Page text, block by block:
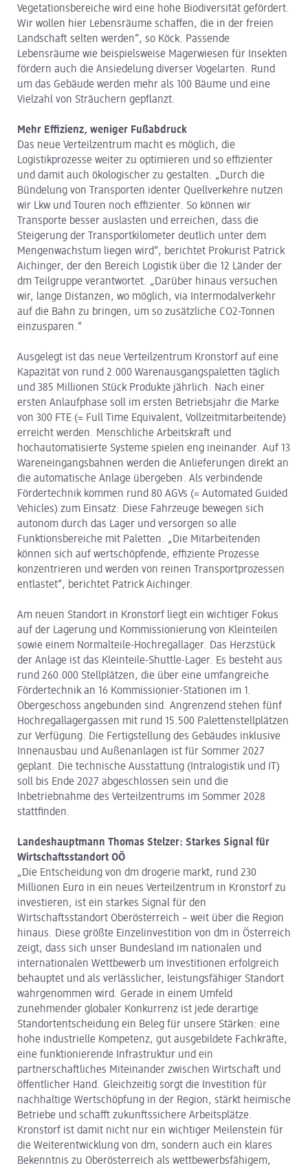
Vegetationsbereiche wird eine hohe Biodiversität gefördert.
Wir wollen hier Lebensräume schaffen, die in der freien
Landschaft selten werden“, so Köck. Passende
Lebensräume wie beispielsweise Magerwiesen für Insekten
fördern auch die Ansiedelung diverser Vogelarten. Rund
um das Gebäude werden mehr als 100 Bäume und eine
Vielzahl von Sträuchern gepflanzt.
Mehr Effizienz, weniger Fußabdruck
Das neue Verteilzentrum macht es möglich, die
Logistikprozesse weiter zu optimieren und so effizienter
und damit auch ökologischer zu gestalten. „Durch die
Bündelung von Transporten identer Quellverkehre nutzen
wir Lkw und Touren noch effizienter. So können wir
Transporte besser auslasten und erreichen, dass die
Steigerung der Transportkilometer deutlich unter dem
Mengenwachstum liegen wird“, berichtet Prokurist Patrick
Aichinger, der den Bereich Logistik über die 12 Länder der
dm Teilgruppe verantwortet. „Darüber hinaus versuchen
wir, lange Distanzen, wo möglich, via Intermodalverkehr
auf die Bahn zu bringen, um so zusätzliche CO2-Tonnen
einzusparen.“
Ausgelegt ist das neue Verteilzentrum Kronstorf auf eine
Kapazität von rund 2.000 Warenausgangspaletten täglich
und 385 Millionen Stück Produkte jährlich. Nach einer
ersten Anlaufphase soll im ersten Betriebsjahr die Marke
von 300 FTE (= Full Time Equivalent, Vollzeitmitarbeitende)
erreicht werden. Menschliche Arbeitskraft und
hochautomatisierte Systeme spielen eng ineinander. Auf 13
Wareneingangsbahnen werden die Anlieferungen direkt an
die automatische Anlage übergeben. Als verbindende
Fördertechnik kommen rund 80 AGVs (= Automated Guided
Vehicles) zum Einsatz: Diese Fahrzeuge bewegen sich
autonom durch das Lager und versorgen so alle
Funktionsbereiche mit Paletten. „Die Mitarbeitenden
können sich auf wertschöpfende, effiziente Prozesse
konzentrieren und werden von reinen Transportprozessen
entlastet“, berichtet Patrick Aichinger.
Am neuen Standort in Kronstorf liegt ein wichtiger Fokus
auf der Lagerung und Kommissionierung von Kleinteilen
sowie einem Normalteile-Hochregallager. Das Herzstück
der Anlage ist das Kleinteile-Shuttle-Lager. Es besteht aus
rund 260.000 Stellplätzen, die über eine umfangreiche
Fördertechnik an 16 Kommissionier-Stationen im 1.
Obergeschoss angebunden sind. Angrenzend stehen fünf
Hochregallagergassen mit rund 15.500 Palettenstellplätzen
zur Verfügung. Die Fertigstellung des Gebäudes inklusive
Innenausbau und Außenanlagen ist für Sommer 2027
geplant. Die technische Ausstattung (Intralogistik und IT)
soll bis Ende 2027 abgeschlossen sein und die
Inbetriebnahme des Verteilzentrums im Sommer 2028
stattfinden.
Landeshauptmann Thomas Stelzer: Starkes Signal für
Wirtschaftsstandort OÖ
„Die Entscheidung von dm drogerie markt, rund 230
Millionen Euro in ein neues Verteilzentrum in Kronstorf zu
investieren, ist ein starkes Signal für den
Wirtschaftsstandort Oberösterreich – weit über die Region
hinaus. Diese größte Einzelinvestition von dm in Österreich
zeigt, dass sich unser Bundesland im nationalen und
internationalen Wettbewerb um Investitionen erfolgreich
behauptet und als verlässlicher, leistungsfähiger Standort
wahrgenommen wird. Gerade in einem Umfeld
zunehmender globaler Konkurrenz ist jede derartige
Standortentscheidung ein Beleg für unsere Stärken: eine
hohe industrielle Kompetenz, gut ausgebildete Fachkräfte,
eine funktionierende Infrastruktur und ein
partnerschaftliches Miteinander zwischen Wirtschaft und
öffentlicher Hand. Gleichzeitig sorgt die Investition für
nachhaltige Wertschöpfung in der Region, stärkt heimische
Betriebe und schafft zukunftssichere Arbeitsplätze.
Kronstorf ist damit nicht nur ein wichtiger Meilenstein für
die Weiterentwicklung von dm, sondern auch ein klares
Bekenntnis zu Oberösterreich als wettbewerbsfähigem,